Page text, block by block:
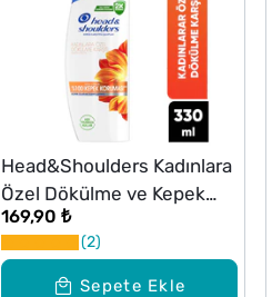
Sepete Ekle
Head&Shoulders Kadınlara
Özel Dökülme ve Kepek
Karşıtı Kafein Etkili 330 ml
Şampuan
169,90 ₺
2